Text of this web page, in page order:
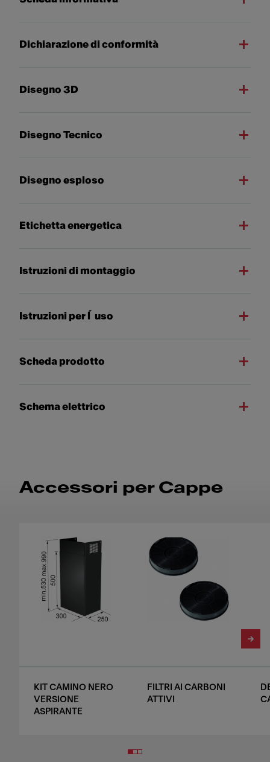
Dichiarazione di conformità
Disegno 3D
Disegno Tecnico
Disegno esploso
Etichetta energetica
Istruzioni di montaggio
Istruzioni per l´uso
Scheda prodotto
Schema elettrico
Accessori per Cappe
KIT CAMINO NERO
VERSIONE
ASPIRANTE
FILTRI AI CARBONI
ATTIVI